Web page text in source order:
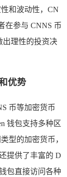
和波动性，CN
在参与 CNNS 币
出理性的投资决
优势
币等加密货币
钱包支持多种区
型的加密货币，
提供了丰富的 D
包直接访问各种